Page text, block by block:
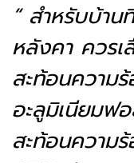
“ สำหรับบ้า
หลังคา ควรเ
สะท้อนความ
อะลูมิเนียมฟ
สะท้อนความ